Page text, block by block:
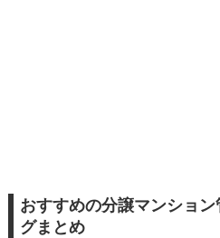
おすすめの分譲マンショ
グまとめ